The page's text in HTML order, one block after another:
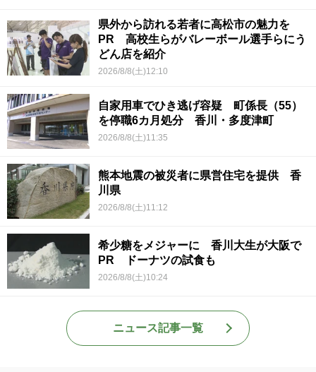
県外から訪れる若者に高松市の魅力を
PR 高校生らがバレーボール選手らにう
どん店を紹介
2026/8/8(土)12:10
自家用車でひき逃げ容疑 町係長（55）
を停職6カ月処分 香川・多度津町
2026/8/8(土)11:35
熊本地震の被災者に県営住宅を提供 香
川県
2026/8/8(土)11:12
希少糖をメジャーに 香川大生が大阪で
PR ドーナツの試食も
2026/8/8(土)10:24
ニュース記事一覧